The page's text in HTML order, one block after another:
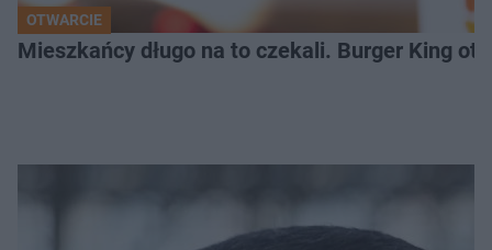
OTWARCIE
Mieszkańcy długo na to czekali. Burger King